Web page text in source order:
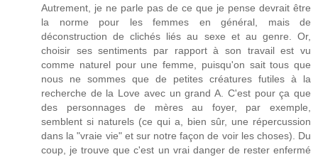
Autrement, je ne parle pas de ce que je pense devrait être
la norme pour les femmes en général, mais de
déconstruction de clichés liés au sexe et au genre. Or,
choisir ses sentiments par rapport à son travail est vu
comme naturel pour une femme, puisqu'on sait tous que
nous ne sommes que de petites créatures futiles à la
recherche de la Love avec un grand A. C'est pour ça que
des personnages de mères au foyer, par exemple,
semblent si naturels (ce qui a, bien sûr, une répercussion
dans la "vraie vie" et sur notre façon de voir les choses). Du
coup, je trouve que c'est un vrai danger de rester enfermé